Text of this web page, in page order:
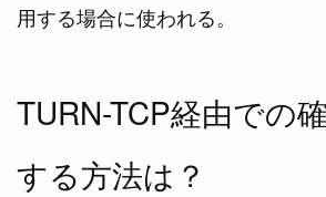
用する場合に使われる。
TURN-TCP経由での
する方法は？